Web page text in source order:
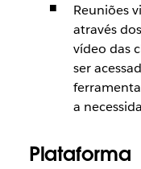
Reuniões
através
vídeo das
ser
a
Plataforma